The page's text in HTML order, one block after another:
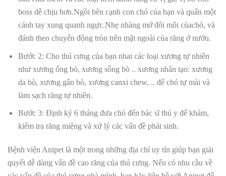
boss dễ chịu hơn.Ngồi bên cạnh con chó của bạn và quấn một
cánh tay xung quanh ngực.Nhẹ nhàng mở đôi môi củachó, và
đánh theo chuyển động tròn trên mặt ngoài của răng ở nướu.
Bước 2: Cho thú cưng của bạn nhai các loại xương tự nhiên
như xương ống bò, xương sống bò .. xương nhân tạo: xương
da bò, xương gân bò, xương canxi chew, .. để chó tự mài và
làm sạch răng tự nhiên.
Bước 3: Định ký 6 tháng đưa chó đến bác sĩ thú y để khám,
kiểm tra răng miệng và xử lý các vấn đề phát sinh.
Bệnh viện Anipet là một trong những địa chỉ uy tín giúp bạn giải
quyết dễ dàng vấn đề cao răng của thú cưng. Nếu có nhu cầu về